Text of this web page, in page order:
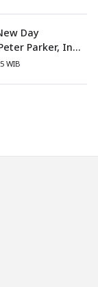
Day
Parker, Ini
Wajib
WIB